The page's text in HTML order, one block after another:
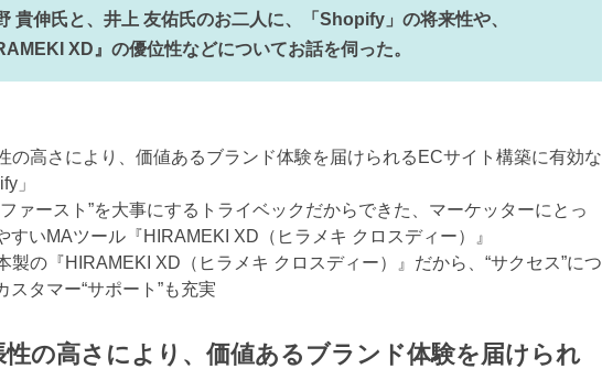
貴伸氏と、井上 友佑氏のお二人に、「Shopify」の将来性や、
XD』の優位性などについてお話を伺った。
の高さにより、価値あるブランド体験を届けられるECサイト構築に有効な
」
ファースト”を大事にするトライベックだからできた、マーケッターにとっ
すいMAツール『HIRAMEKI XD（ヒラメキ クロスディー）』
製の『HIRAMEKI XD（ヒラメキ クロスディー）』だから、“サクセス”につ
スタマー“サポート”も充実
性の高さにより、価値あるブランド体験を届けられ